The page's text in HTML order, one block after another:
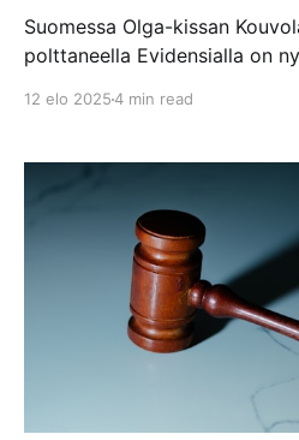
Suomessa Olga-kissan
polttaneella Evidensialla on
Dokumentissa nämä henkilöt
Evidensian keskittyminen
vaikuttaa negatiivisesti
jätetään makaamaan omaan
12 elo 20254 min read